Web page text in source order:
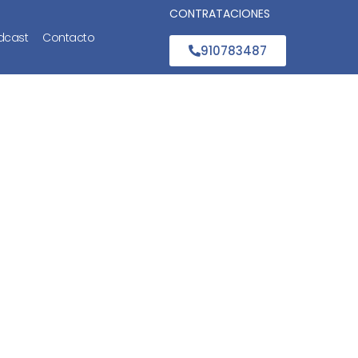
Contacto
CONTRATACIONES
910783487